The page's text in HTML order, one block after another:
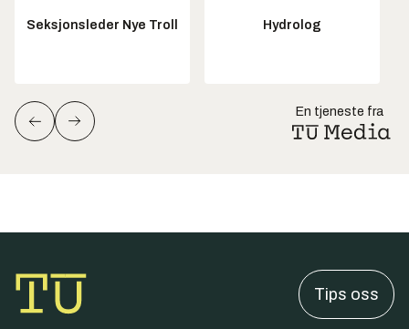
Seksjonsleder Nye Troll Hydrolog
En tjeneste fra
Tips oss